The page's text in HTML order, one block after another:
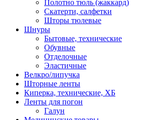
Полотно тюль (жаккард)
Скатерти, салфетки
Шторы тюлевые
Шнуры
Бытовые, технические
Обувные
Отделочные
Эластичные
Велкро/липучка
Шторные ленты
Киперка, технические, ХБ
Ленты для погон
Галун